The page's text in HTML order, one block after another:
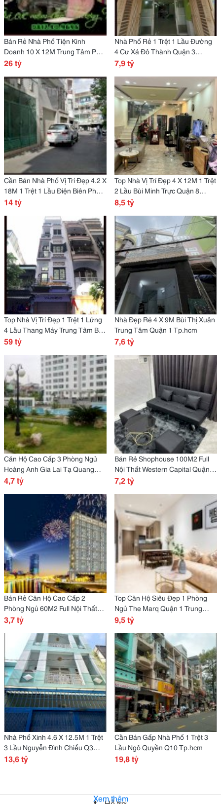
Bán Rẻ Nhà Phố Tiện Kinh
Doanh 10 X 12M Trung Tâm Phố
Cổ Hội An.
26 tỷ
Nhà Phố Rẻ 1 Trệt 1 Lầu Đường
4 Cư Xá Đô Thành Quận 3
Tp.hcm
7,9 tỷ
Cần Bán Nhà Phố Vị Trí Đẹp 4.2 X
18M 1 Trệt 1 Lầu Điện Biên Phủ
Q3 Tp.hcm
14 tỷ
Top Nhà Vị Trí Đẹp 4 X 12M 1 Trệt
2 Lầu Bùi Minh Trực Quận 8
Tp.hcm
8,5 tỷ
Top Nhà Vị Trí Đẹp 1 Trệt 1 Lửng
4 Lầu Thang Máy Trung Tâm Bến
Thành Quận 1 Tp.hcm
59 tỷ
Nhà Đẹp Rẻ 4 X 9M Bùi Thị Xuân
Trung Tâm Quận 1 Tp.hcm
7,6 tỷ
Căn Hộ Cao Cấp 3 Phòng Ngủ
Hoàng Anh Gia Lai Tạ Quang
Bửu Q8 Tp.hcm
4,7 tỷ
Bán Rẻ Shophouse 100M2 Full
Nội Thất Western Capital Quận 6
Tp.hcm
7,2 tỷ
Bán Rẻ Căn Hộ Cao Cấp 2
Phòng Ngủ 60M2 Full Nội Thất
Grand Riverside Tp.hcm
3,7 tỷ
Top Căn Hộ Siêu Đẹp 1 Phòng
Ngủ The Marq Quận 1 Trung
Tâm Sài Gòn
9,5 tỷ
Nhà Phố Xinh 4.6 X 12.5M 1 Trệt
3 Lầu Nguyễn Đình Chiểu Q3
Tp.hcm
13,6 tỷ
Cần Bán Gấp Nhà Phố 1 Trệt 3
Lầu Ngô Quyền Q10 Tp.hcm
19,8 tỷ
Xem thêm